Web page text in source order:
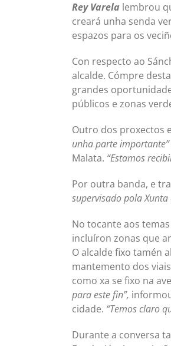
Rey Varela lembrou
creará unha senda
espazos para os
Con respecto ao
alcalde. Cómpre
grandes
públicos e zonas
Outro dos proxectos
unha parte importante”
Malata. “Estamos
Por outra banda, e
supervisado pola
No tocante aos
incluíron zonas que
O alcalde fixo tamén
mantemento dos
como xa se fixo na
para este fin”,
cidade. “Temos claro
Durante a conversa